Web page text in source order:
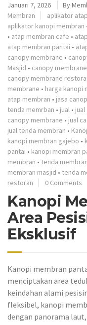
Januari 7, 2026 By
Membran
aplikator
aplikator kanopi membran
• atap membran cafe •
atap membran pantai •
canopy membrane •
Masjid • canopy
canopy membrane
membrane • harga kanopi
atap membran • jasa
tenda memrban • jual •
canopy membrane • jual
jual tenda membran •
kanopi membran gajebo •
pantai • kanopi membran
membran • tenda
membran masjid • tenda
restoran
0 Comments
Kanopi
Area
Eksklusif
Kanopi membran
menciptakan area
keindahan alami
fleksibel, kanopi
dengan panorama